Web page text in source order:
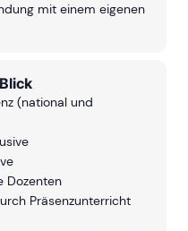
mit einem eigenen
(national und
Dozenten
Präsenzunterricht